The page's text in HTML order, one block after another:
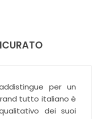
per un
tutto italiano è
dei suoi